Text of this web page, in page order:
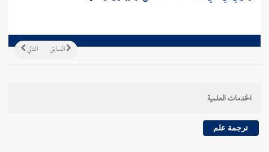
التالي السابق
الخدمات العلمية
ترجمة علم